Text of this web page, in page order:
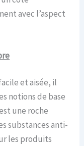
avec l’aspect
et aisée, il
notions de base
une roche
substances anti-
les produits